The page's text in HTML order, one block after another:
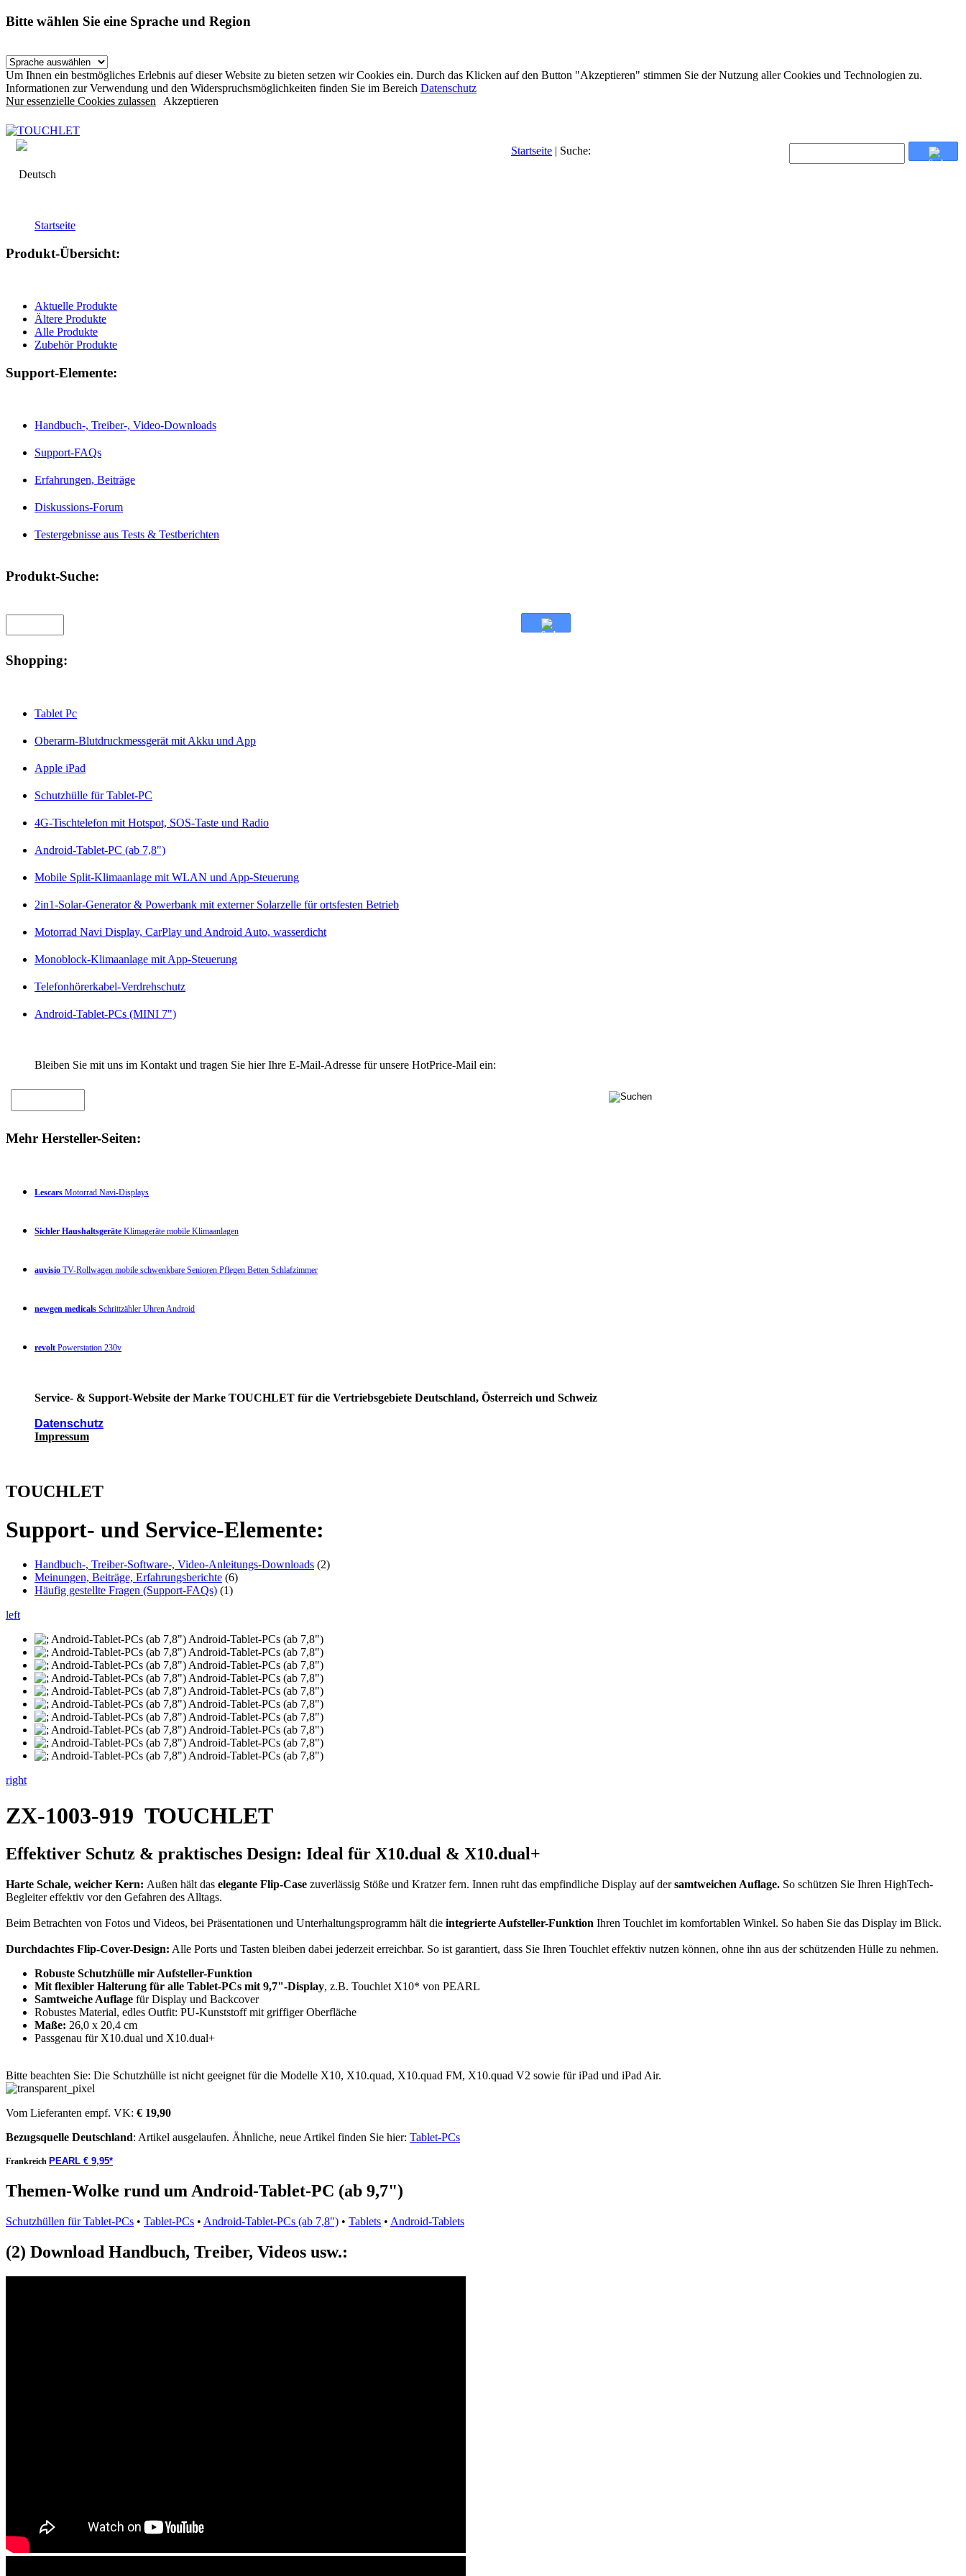
Bitte wählen Sie eine Sprache und Region
Um Ihnen ein bestmögliches Erlebnis auf dieser Website zu bieten setzen wir Cookies ein. Durch das Klicken auf den Button "Akzeptieren" stimmen Sie der Nutzung aller Cookies und Technologien zu.
Informationen zur Verwendung und den Widerspruchsmöglichkeiten finden Sie im Bereich Datenschutz
Nur essenzielle Cookies zulassen Akzeptieren
Deutsch
Startseite | Suche:
Startseite
Produkt-Übersicht:
Aktuelle Produkte
Ältere Produkte
Alle Produkte
Zubehör Produkte
Support-Elemente:
Handbuch-, Treiber-, Video-Downloads
Support-FAQs
Erfahrungen, Beiträge
Diskussions-Forum
Testergebnisse aus Tests & Testberichten
Produkt-Suche:
Shopping:
Tablet Pc
Oberarm-Blutdruckmessgerät mit Akku und App
Apple iPad
Schutzhülle für Tablet-PC
4G-Tischtelefon mit Hotspot, SOS-Taste und Radio
Android-Tablet-PC (ab 7,8")
Mobile Split-Klimaanlage mit WLAN und App-Steuerung
2in1-Solar-Generator & Powerbank mit externer Solarzelle für ortsfesten Betrieb
Motorrad Navi Display, CarPlay und Android Auto, wasserdicht
Monoblock-Klimaanlage mit App-Steuerung
Telefonhörerkabel-Verdrehschutz
Android-Tablet-PCs (MINI 7")
Bleiben Sie mit uns im Kontakt und tragen Sie hier Ihre E-Mail-Adresse für unsere HotPrice-Mail ein:
Mehr Hersteller-Seiten:
Lescars Motorrad Navi-Displays
Sichler Haushaltsgeräte Klimageräte mobile Klimaanlagen
auvisio TV-Rollwagen mobile schwenkbare Senioren Pflegen Betten Schlafzimmer
newgen medicals Schrittzähler Uhren Android
revolt Powerstation 230v
Service- & Support-Website der Marke TOUCHLET für die Vertriebsgebiete Deutschland, Österreich und Schweiz
Datenschutz
Impressum
TOUCHLET
Support- und Service-Elemente:
Handbuch-, Treiber-Software-, Video-Anleitungs-Downloads (2)
Meinungen, Beiträge, Erfahrungsberichte (6)
Häufig gestellte Fragen (Support-FAQs) (1)
left
right
ZX-1003-919 TOUCHLET
Effektiver Schutz & praktisches Design: Ideal für X10.dual & X10.dual+
Harte Schale, weicher Kern: Außen hält das elegante Flip-Case zuverlässig Stöße und Kratzer fern. Innen ruht das empfindliche Display auf dersamtweichen Auflage. So schützen Sie Ihren HighTech-
Begleiter effektiv vor den Gefahren des Alltags.
Beim Betrachten von Fotos und Videos, bei Präsentationen und Unterhaltungsprogramm hält die integrierte Aufsteller-Funktion Ihren Touchlet im komfortablen Winkel. So haben Sie das Display im Blick.
Durchdachtes Flip-Cover-Design: Alle Ports und Tasten bleiben dabei jederzeit erreichbar. So ist garantiert, dass Sie Ihren Touchlet effektiv nutzen können, ohne ihn aus der schützenden Hülle zu nehmen.
Robuste Schutzhülle mir Aufsteller-Funktion
Mit flexibler Halterung für alle Tablet-PCs mit 9,7"-Display, z.B. Touchlet X10* von PEARL
Samtweiche Auflage für Display und Backcover
Robustes Material, edles Outfit: PU-Kunststoff mit griffiger Oberfläche
Maße: 26,0 x 20,4 cm
Passgenau für X10.dual und X10.dual+
Bitte beachten Sie: Die Schutzhülle ist nicht geeignet für die Modelle X10, X10.quad, X10.quad FM, X10.quad V2 sowie für iPad und iPad Air.
Vom Lieferanten empf. VK: € 19,90
Bezugsquelle Deutschland: Artikel ausgelaufen. Ähnliche, neue Artikel finden Sie hier: Tablet-PCs
Frankreich PEARL € 9,95*
Themen-Wolke rund um Android-Tablet-PC (ab 9,7")
Schutzhüllen für Tablet-PCs • Tablet-PCs • Android-Tablet-PCs (ab 7,8") • Tablets • Android-Tablets
(2) Download Handbuch, Treiber, Videos usw.: